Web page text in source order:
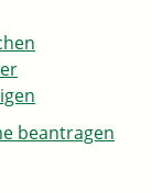
beantragen